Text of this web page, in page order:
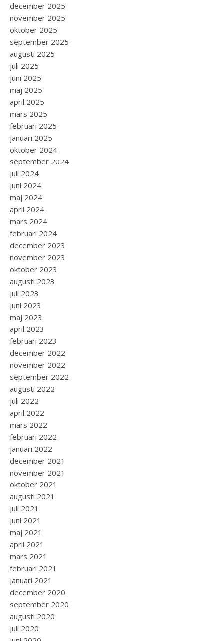
december 2025
november 2025
oktober 2025
september 2025
augusti 2025
juli 2025
juni 2025
maj 2025
april 2025
mars 2025
februari 2025
januari 2025
oktober 2024
september 2024
juli 2024
juni 2024
maj 2024
april 2024
mars 2024
februari 2024
december 2023
november 2023
oktober 2023
augusti 2023
juli 2023
juni 2023
maj 2023
april 2023
februari 2023
december 2022
november 2022
september 2022
augusti 2022
juli 2022
april 2022
mars 2022
februari 2022
januari 2022
december 2021
november 2021
oktober 2021
augusti 2021
juli 2021
juni 2021
maj 2021
april 2021
mars 2021
februari 2021
januari 2021
december 2020
september 2020
augusti 2020
juli 2020